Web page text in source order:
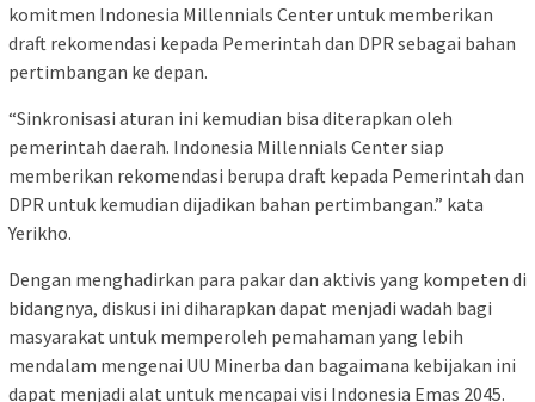
komitmen Indonesia Millennials Center untuk memberikan
draft rekomendasi kepada Pemerintah dan DPR sebagai bahan
pertimbangan ke depan.
“Sinkronisasi aturan ini kemudian bisa diterapkan oleh
pemerintah daerah. Indonesia Millennials Center siap
memberikan rekomendasi berupa draft kepada Pemerintah dan
DPR untuk kemudian dijadikan bahan pertimbangan.” kata
Yerikho.
Dengan menghadirkan para pakar dan aktivis yang kompeten di
bidangnya, diskusi ini diharapkan dapat menjadi wadah bagi
masyarakat untuk memperoleh pemahaman yang lebih
mendalam mengenai UU Minerba dan bagaimana kebijakan ini
dapat menjadi alat untuk mencapai visi Indonesia Emas 2045.